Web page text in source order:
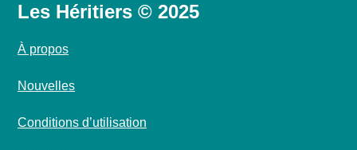
Les Héritiers © 2025
À propos
Nouvelles
Conditions d’utilisation